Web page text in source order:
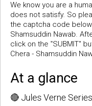
We know you are a
does not satisfy. So
the captcha code
Shamsuddin Nawab.
click on the "SUBMIT"
Chera - Shamsuddin
At a glance
🔴 Jules Verne Series